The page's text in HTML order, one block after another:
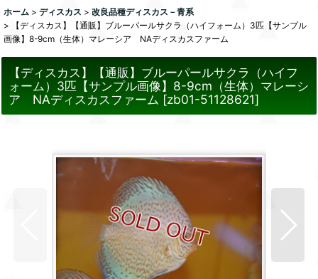
ホーム > ディスカス > 改良品種ディスカス－青系
>
【ディスカス】【通販】ブルーパールサクラ（ハイフォーム）3匹【サンプル
画像】8-9cm（生体）マレーシア NAディスカスファーム
【ディスカス】【通販】ブルーパールサクラ（ハイフ
ォーム）3匹【サンプル画像】8-9cm（生体）マレーシ
ア NAディスカスファーム [zb01-51128621]